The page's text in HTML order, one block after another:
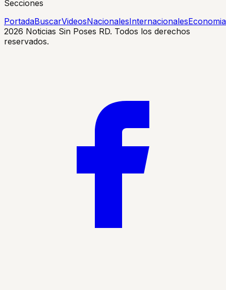
Secciones
PortadaBuscarVideosNacionalesInternacionalesEconomia
2026 Noticias Sin Poses RD. Todos los derechos
reservados.